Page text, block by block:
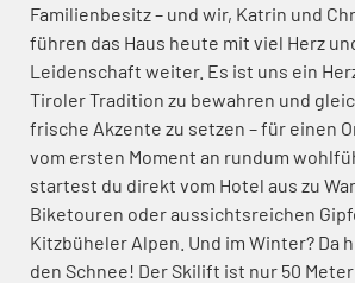
Familienbesitz – und wir, Katrin und
führen das Haus heute mit viel Herz
Leidenschaft weiter. Es ist uns ein
Tiroler Tradition zu bewahren und
frische Akzente zu setzen – für einen
vom ersten Moment an rundum
startest du direkt vom Hotel aus zu
Biketouren oder aussichtsreichen
Kitzbüheler Alpen. Und im Winter? Da
den Schnee! Der Skilift ist nur 50